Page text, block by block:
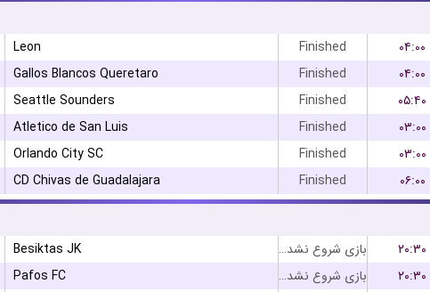
Leon Finished
۰۴:۰۰
Gallos Blancos Queretaro Finished
۰۴:۰۰
Seattle Sounders Finished
۰۵:۴۰
Atletico de San Luis Finished
۰۳:۰۰
Orlando City SC Finished
۰۳:۰۰
CD Chivas de Guadalajara Finished
۰۶:۰۰
Besiktas JK بازی شروع نشده است
۲۰:۳۰
Pafos FC بازی شروع نشده است
۲۰:۳۰